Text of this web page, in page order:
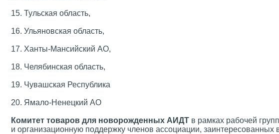
15. Тульская область,
16. Ульяновская область,
17. Ханты-Мансийский АО,
18. Челябинская область,
19. Чувашская Республика
20. Ямало-Ненецкий АО
Комитет товаров для новорожденных АИДТ в рамках рабочей
и организационную поддержку членов ассоциации, заинтересованных